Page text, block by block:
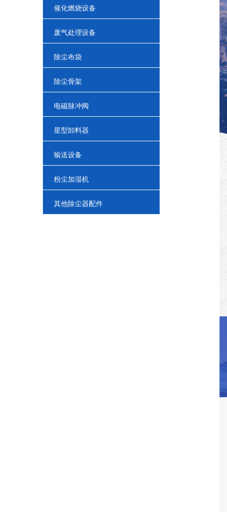
催化燃烧设备
废气处理设备
除尘布袋
除尘骨架
电磁脉冲阀
星型卸料器
输送设备
粉尘加湿机
其他除尘器配件